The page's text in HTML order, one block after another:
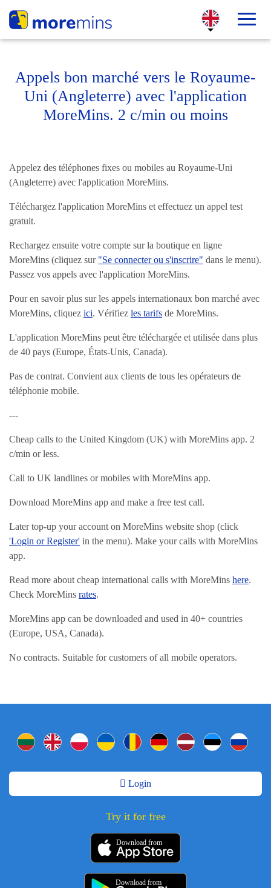
Appels bon marché vers le Royaume-
Uni (Angleterre) avec l'application
MoreMins. 2 c/min ou moins
Appelez des téléphones fixes ou mobiles au Royaume-Uni
(Angleterre) avec l'application MoreMins.
Téléchargez l'application MoreMins et effectuez un appel test
gratuit.
Rechargez ensuite votre compte sur la boutique en ligne
MoreMins (cliquez sur "Se connecter ou s'inscrire" dans le menu).
Passez vos appels avec l'application MoreMins.
Pour en savoir plus sur les appels internationaux bon marché avec
MoreMins, cliquez ici. Vérifiez les tarifs de MoreMins.
L'application MoreMins peut être téléchargée et utilisée dans plus
de 40 pays (Europe, États-Unis, Canada).
Pas de contrat. Convient aux clients de tous les opérateurs de
téléphonie mobile.
---
Cheap calls to the United Kingdom (UK) with MoreMins app. 2
c/min or less.
Call to UK landlines or mobiles with MoreMins app.
Download MoreMins app and make a free test call.
Later top-up your account on MoreMins website shop (click
'Login or Register' in the menu). Make your calls with MoreMins
app.
Read more about cheap international calls with MoreMins here.
Check MoreMins rates.
MoreMins app can be downloaded and used in 40+ countries
(Europe, USA, Canada).
No contracts. Suitable for customers of all mobile operators.
Login
Try it for free
Download from
Download from